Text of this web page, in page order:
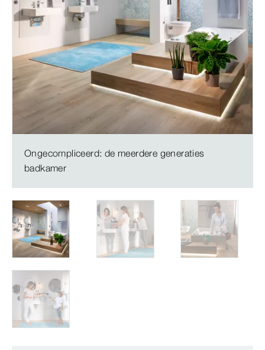
Ongecompliceerd: de meerdere generaties
badkamer